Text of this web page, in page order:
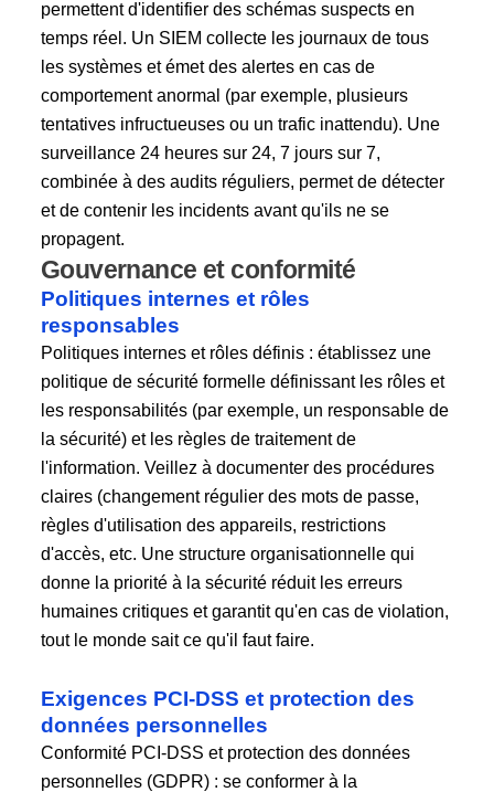
permettent d'identifier des schémas suspects en
temps réel. Un SIEM collecte les journaux de tous
les systèmes et émet des alertes en cas de
comportement anormal (par exemple, plusieurs
tentatives infructueuses ou un trafic inattendu). Une
surveillance 24 heures sur 24, 7 jours sur 7,
combinée à des audits réguliers, permet de détecter
et de contenir les incidents avant qu'ils ne se
propagent.
Gouvernance et conformité
Politiques internes et rôles
responsables
Politiques internes et rôles définis : établissez une
politique de sécurité formelle définissant les rôles et
les responsabilités (par exemple, un responsable de
la sécurité) et les règles de traitement de
l'information. Veillez à documenter des procédures
claires (changement régulier des mots de passe,
règles d'utilisation des appareils, restrictions
d'accès, etc. Une structure organisationnelle qui
donne la priorité à la sécurité réduit les erreurs
humaines critiques et garantit qu'en cas de violation,
tout le monde sait ce qu'il faut faire.
Exigences PCI-DSS et protection des
données personnelles
Conformité PCI-DSS et protection des données
personnelles (GDPR) : se conformer à la